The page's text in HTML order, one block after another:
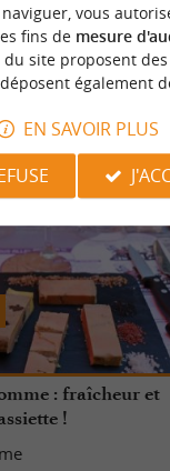
TESTÉ
: fraîcheur et
!
vous
fins de mesure
du site proposent des
également
EN SAVOIR PLUS